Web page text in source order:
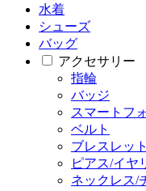
水着
シューズ
バッグ
アクセサリー
指輪
バッジ
スマートフ
ベルト
ブレスレット
ピアス/イヤ
ネックレス/